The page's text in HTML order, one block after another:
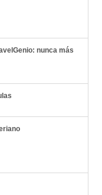
nunca más